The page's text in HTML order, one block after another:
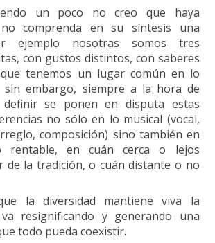
un poco no creo que haya
comprenda en su síntesis una
ejemplo nosotras somos tres
con gustos distintos, con saberes
tenemos un lugar común en lo
sin embargo, siempre a la hora de
definir se ponen en disputa estas
no sólo en lo musical (vocal,
composición) sino también en
rentable, en cuán cerca o lejos
de la tradición, o cuán distante o no
la diversidad mantiene viva la
resignificando y generando una
todo pueda coexistir.